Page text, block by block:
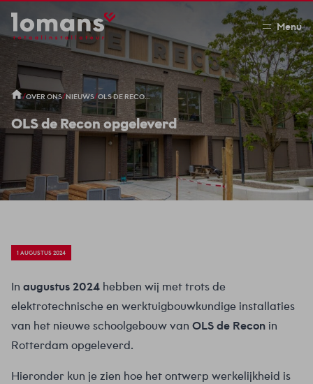
Menu
/OVER ONS/NIEUWS/ OLS DE RECON OPGELEVERD
OLS de Recon opgeleverd
1 AUGUSTUS 2024
In augustus 2024 hebben wij met trots de
elektrotechnische en werktuigbouwkundige installaties
van het nieuwe schoolgebouw van OLS de Recon in
Rotterdam opgeleverd.
Hieronder kun je zien hoe het ontwerp werkelijkheid is